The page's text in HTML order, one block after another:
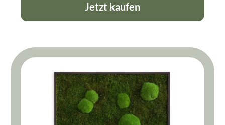
Jetzt kaufen